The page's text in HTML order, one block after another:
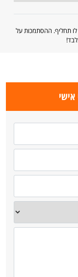
לו תחליף. ההסתמכות על